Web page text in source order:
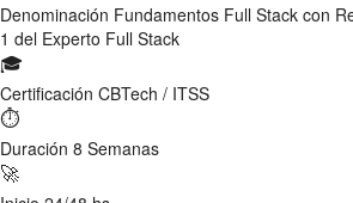
Denominación Fundamentos Full Stack con
1 del Experto Full Stack
🎓
Certificación CBTech / ITSS
⏱
Duración 8 Semanas
🚀